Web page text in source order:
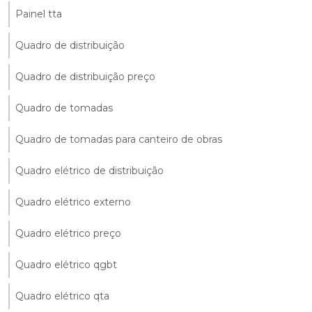
Painel tta
Quadro de distribuição
Quadro de distribuição preço
Quadro de tomadas
Quadro de tomadas para canteiro de obras
Quadro elétrico de distribuição
Quadro elétrico externo
Quadro elétrico preço
Quadro elétrico qgbt
Quadro elétrico qta